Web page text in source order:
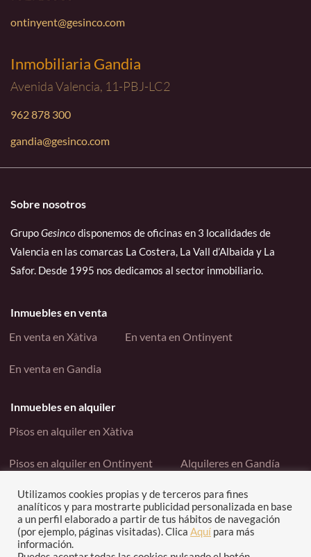
ontinyent@gesinco.com
Inmobiliaria Gandia
Avenida Valencia, 11-PBJ-LC2
962 878 300
gandia@gesinco.com
Sobre nosotros
GrupoGesinco disponemos de oficinas en 3 localidades de
Valencia en las comarcas La Costera, La Vall d’Albaida y La
Safor. Desde 1995 nos dedicamos al sector inmobiliario.
Inmuebles en venta
En venta en Xàtiva
En venta en Ontinyent
En venta en Gandia
Inmuebles en alquiler
Pisos en alquiler en Xàtiva
Pisos en alquiler en Ontinyent Alquileres en Gandía
Enlaces interés
Contacto
Política de cookies
Utilizamos cookies propias y de terceros para fines
analíticos y para mostrarte publicidad personalizada en base
a un perfil elaborado a partir de tus hábitos de navegación
(por ejemplo, páginas visitadas). Clica Aquí para más
información.